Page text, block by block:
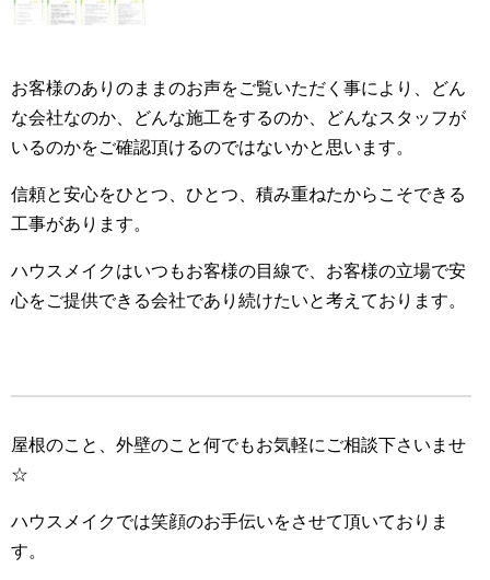
お客様のありのままのお声をご覧いただく事により、どん
な会社なのか、どんな施工をするのか、どんなスタッフが
いるのかをご確認頂けるのではないかと思います。
信頼と安心をひとつ、ひとつ、積み重ねたからこそできる
工事があります。
ハウスメイクはいつもお客様の目線で、お客様の立場で安
心をご提供できる会社であり続けたいと考えております。
屋根のこと、外壁のこと何でもお気軽にご相談下さいませ
☆
ハウスメイクでは笑顔のお手伝いをさせて頂いておりま
す。